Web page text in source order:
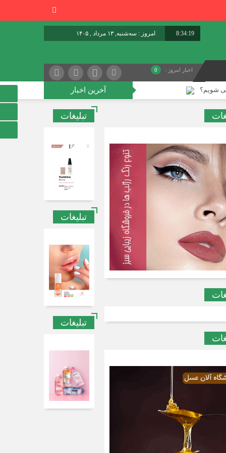
8:34:20 امروز : سه‌شنبه, ۱۳ مرداد , ۱۴۰۵
اخبار امروز : 0
آخرین اخبار شویم؟
سن ممکن را کشف کردند
تبلیغات
تبلیغات
تبلیغات